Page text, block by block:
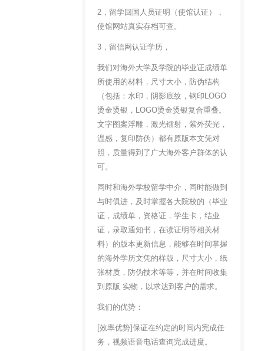
2，留学回国人员证明（使馆认证），
使馆网站真实存档可查。
3，留信网认证学历，
我们对海外大学及学院的毕业证成绩单
所使用的材料，尺寸大小，防伪结构
（包括：水印，阴影底纹，钢印LOGO
烫金烫银，LOGO烫金烫银复合重叠。
文字图案浮雕，激光镭射，紫外荧光，
温感，复印防伪）都有原版本文凭对
照，质量得到了广大海外客户群体的认
可。
同时和海外学校留学中介，同时能做到
与时俱进，及时掌握各大院校的（毕业
证，成绩单，资格证，学生卡，结业
证，录取通知书，在读证明等相关材
料）的版本更新信息，能够在时间掌握
的海外学历文凭的样版，尺寸大小，纸
张材质，防伪技术等等，并在时间收集
到原版 实物，以求达到客户的需求。
我们的优势：
[效率优势]保证在约定的时间内完成任
务，视频语音电话查询完成进度。